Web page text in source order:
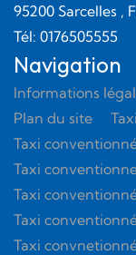
95200 Sarcelles ,
Tél: 0176505555
Navigation
Informations
Plan du site
Taxi
Taxi
Taxi
Taxi
Taxi